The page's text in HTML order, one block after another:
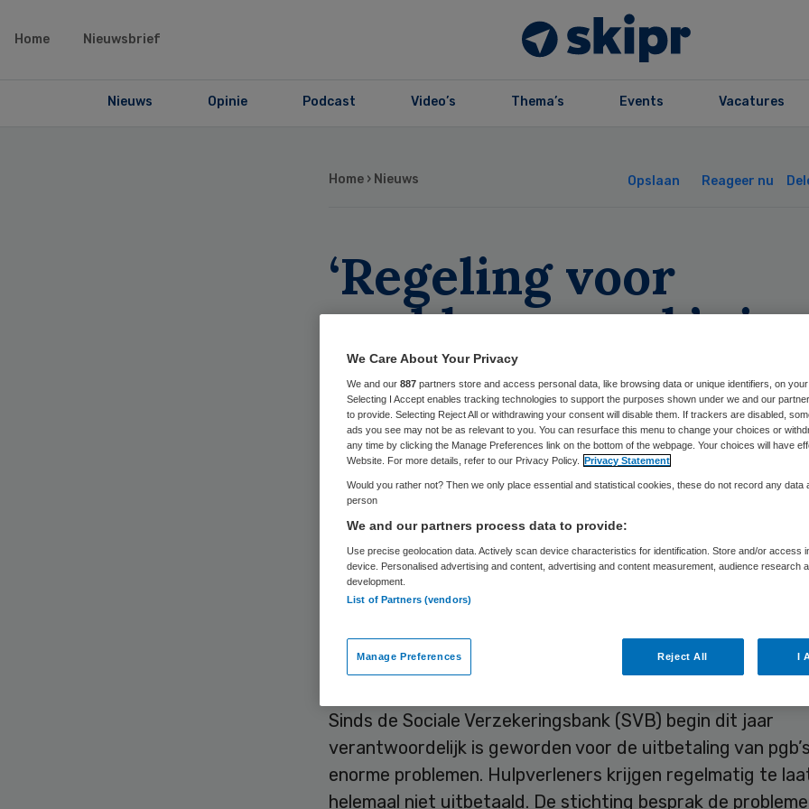
Home Nieuwsbrief
Nieuws Opinie Podcast Video’s Thema’s Events Vacatures
Home › Nieuws Opslaan Reageer nu
‘Regeling voor
problemen pgb’s in
maak’
Skipr Redactie 30 juli 2015,09:28 23 keer gelezen
De Stichting PGB Schadeclaim en het ministerie van
Volksgezondheid, Welzijn en Sport (VWS) werken aan een
om particuliere zorgverleners die hun persoonsgebonden
heeft Eric van der Goot, advocaat van de stichting, op 30
weten.
Sinds de Sociale Verzekeringsbank (SVB) begin dit jaar
verantwoordelijk is geworden voor de uitbetaling van
enorme problemen. Hulpverleners krijgen regelmatig te
helemaal niet uitbetaald. De stichting besprak de
We Care About Your Privacy
We and our 887 partners store and access personal data, like browsing data or unique identifiers, on your
Selecting I Accept enables tracking technologies to support the purposes shown under we and our
to provide. Selecting Reject All or withdrawing your consent will disable them. If trackers are disabled,
ads you see may not be as relevant to you. You can resurface this menu to change your choices or
any time by clicking the Manage Preferences link on the bottom of the webpage. Your choices will have
Website. For more details, refer to our Privacy Policy.
Privacy Statement
Would you rather not? Then we only place essential and statistical cookies, these do not record any data
person
We and our partners process data to provide:
Use precise geolocation data. Actively scan device characteristics for identification. Store and/or access
device. Personalised advertising and content, advertising and content measurement, audience research
development.
List of Partners (vendors)
Manage Preferences Reject All I